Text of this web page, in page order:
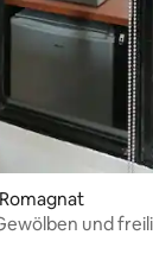
und